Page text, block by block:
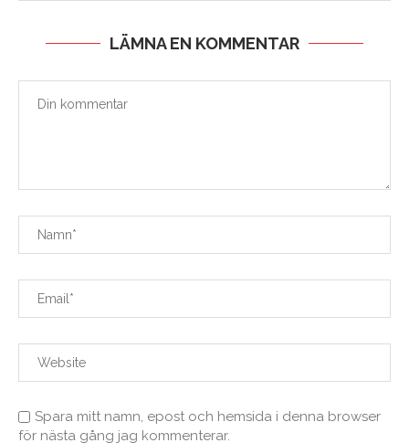
LÄMNA EN KOMMENTAR
Spara mitt namn, epost och hemsida i denna browser
för nästa gång jag kommenterar.